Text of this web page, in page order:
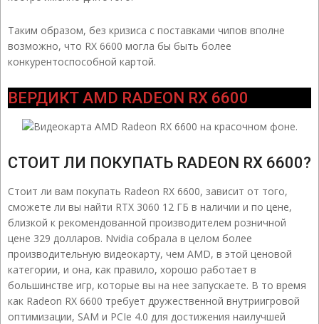
Таким образом, без кризиса с поставками чипов вполне
возможно, что RX 6600 могла бы быть более
конкурентоспособной картой.
ВЕРДИКТ AMD RADEON RX 6600
СТОИТ ЛИ ПОКУПАТЬ RADEON RX 6600?
Стоит ли вам покупать Radeon RX 6600, зависит от того,
сможете ли вы найти RTX 3060 12 ГБ в наличии и по цене,
близкой к рекомендованной производителем розничной
цене 329 долларов. Nvidia собрала в целом более
производительную видеокарту, чем AMD, в этой ценовой
категории, и она, как правило, хорошо работает в
большинстве игр, которые вы на нее запускаете. В то время
как Radeon RX 6600 требует дружественной внутриигровой
оптимизации, SAM и PCIe 4.0 для достижения наилучшей